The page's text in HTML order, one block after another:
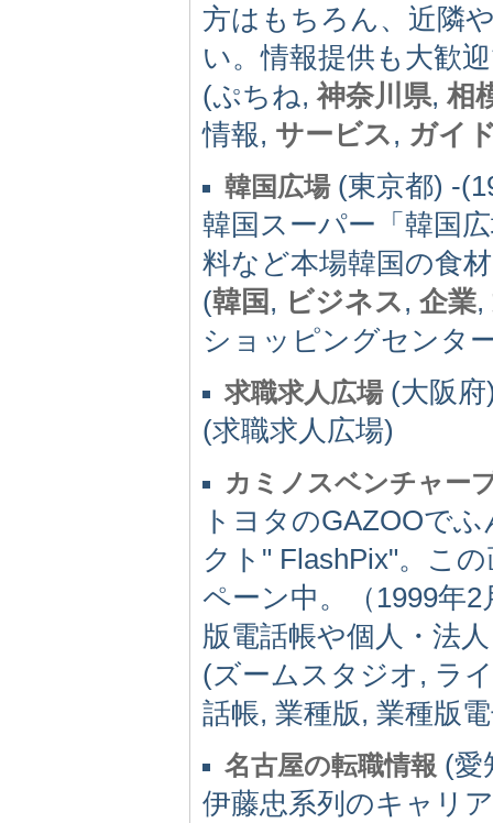
方はもちろん、近隣
い。情報提供も大歓
(ぷちね,神奈川県, 相
情報, サービス, ガイ
韓国広場(東京都) -
韓国スーパー「韓国
料など本場韓国の食
(韓国 , ビジネス, 企業,
ショッピングセンタ
求職求人広場(大阪府
(求職求人広場)
カミノスベンチャー
トヨタのGAZOOで
クト" FlashPix"。こ
ペーン中。（1999年
版電話帳や個人・法
(ズームスタジオ, ラ
話帳, 業種版, 業種版
名古屋の転職情報 (愛
伊藤忠系列のキャリ